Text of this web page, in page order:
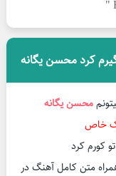
کرد محسن یگانه
محسن یگانه
خاص
کورم کرد
محسن یگانه با دو کیفیت ۳۲۰ و ۱۲۸ همراه متن کامل آهنگ در